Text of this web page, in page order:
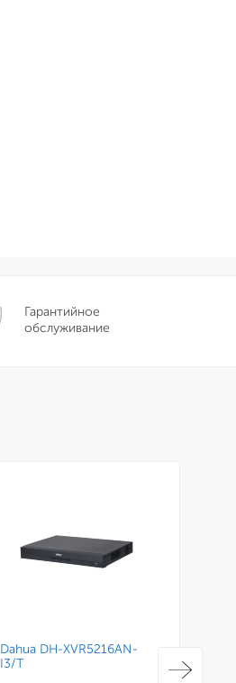
Гарантийное
обслуживание
Dahua DH-XVR5216AN-
I3/T